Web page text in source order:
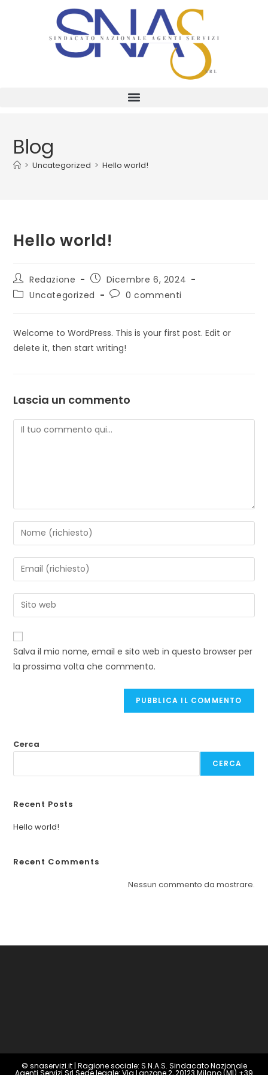
Blog
> Uncategorized > Hello world!
Hello world!
Redazione
Dicembre 6, 2024
Uncategorized
0 commenti
Welcome to WordPress. This is your first post. Edit or
delete it, then start writing!
Lascia un commento
Salva il mio nome, email e sito web in questo browser per
la prossima volta che commento.
Cerca
CERCA
Recent Posts
Hello world!
Recent Comments
Nessun commento da mostrare.
© snaservizi.it| Ragione sociale: S.N.A.S. Sindacato Nazionale
Agenti Servizi Srl Sede legale: Via Lanzone 2, 20123 Milano (MI) +39